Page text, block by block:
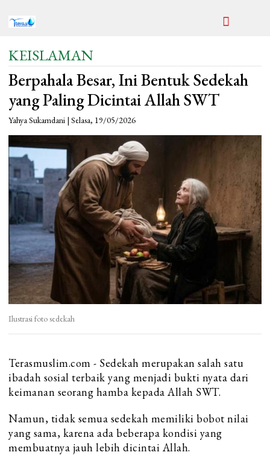
KEISLAMAN
Berpahala Besar, Ini Bentuk Sedekah
yang Paling Dicintai Allah SWT
Yahya Sukamdani | Selasa, 19/05/2026
Ilustrasi foto sedekah
Terasmuslim.com - Sedekah merupakan salah satu
ibadah sosial terbaik yang menjadi bukti nyata dari
keimanan seorang hamba kepada Allah SWT.
Namun, tidak semua sedekah memiliki bobot nilai
yang sama, karena ada beberapa kondisi yang
membuatnya jauh lebih dicintai Allah.